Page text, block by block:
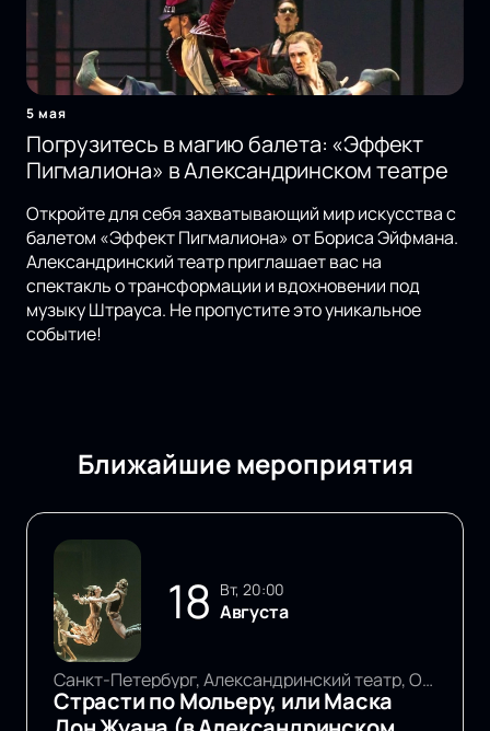
5 мая
Погрузитесь в магию балета: «Эффект
Пигмалиона» в Александринском театре
Откройте для себя захватывающий мир искусства с
балетом «Эффект Пигмалиона» от Бориса Эйфмана.
Александринский театр приглашает вас на
спектакль о трансформации и вдохновении под
музыку Штрауса. Не пропустите это уникальное
событие!
Ближайшие мероприятия
18 вт, 20:00
Августа
Санкт-Петербург, Александринский театр, Основная сцена
Страсти по Мольеру, или Маска